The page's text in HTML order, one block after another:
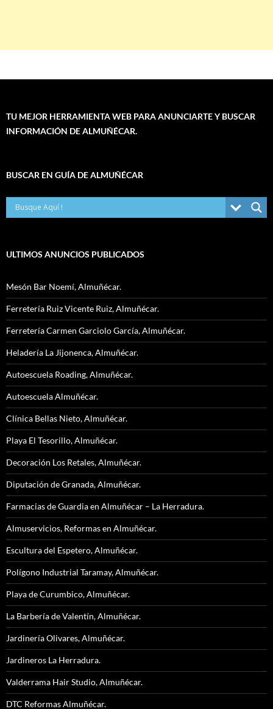
TU MEJOR HERRAMIENTA WEB PARA ANUNCIARTE Y BUSCAR
INFORMACIÓN DE ALMUÑÉCAR.
BUSCAR EN GUÍA DE ALMUÑÉCAR
ULTIMOS ANUNCIOS PUBLICADOS
Mesón Bar Noemí, Almuñécar.
Ferretería Ruiz Vicente Ruiz, Almuñécar.
Ferretería Carmen Garciolo García, Almuñécar.
Heladería La Jijonenca, Almuñécar.
Autoescuela Roading, Almuñécar.
Autoescuela Almuñécar.
Clínica Bellas Nieto, Almuñécar.
Playa El Tesorillo, Almuñécar.
Decoración Los Retales, Almuñécar.
Diputación de Granada, Almuñécar.
Farmacias de Guardia en Almuñécar – La Herradura.
Almuservicios, Reformas en Almuñécar.
Escultura del Espetero, Almuñécar.
Polígono Industrial Taramay, Almuñécar.
Playa de Curumbico, Almuñécar.
La Barbería de Valentín, Almuñécar.
Jardinería Olivares, Almuñécar.
Jardineros La Herradura.
Valderrama Hair Studio, Almuñécar.
DTC Reformas Almuñécar.